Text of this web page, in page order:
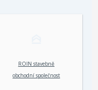
ROIN stavebně
obchodní společnost